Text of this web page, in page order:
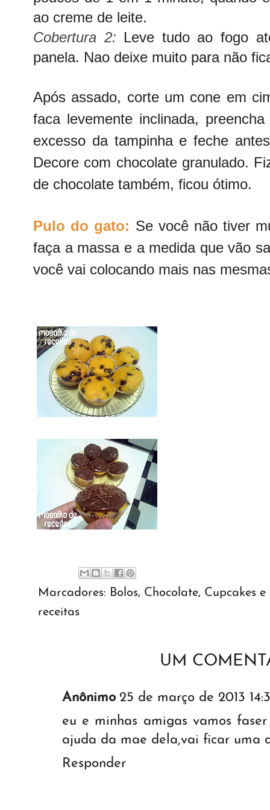
ao creme de leite.
Cobertura 2: Leve tudo ao fogo
panela. Nao deixe muito para não
Após assado, corte um cone em
faca levemente inclinada,
excesso da tampinha e feche
Decore com chocolate granulado.
de chocolate também, ficou ótimo.
Pulo do gato: Se você não tiver
faça a massa e a medida que vão
você vai colocando mais nas
Marcadores: Bolos, Chocolate, Cupcakes e
receitas
UM
Anônimo 25 de março de 2013
eu e minhas amigas vamos
ajuda da mae dela,vai ficar uma
Responder